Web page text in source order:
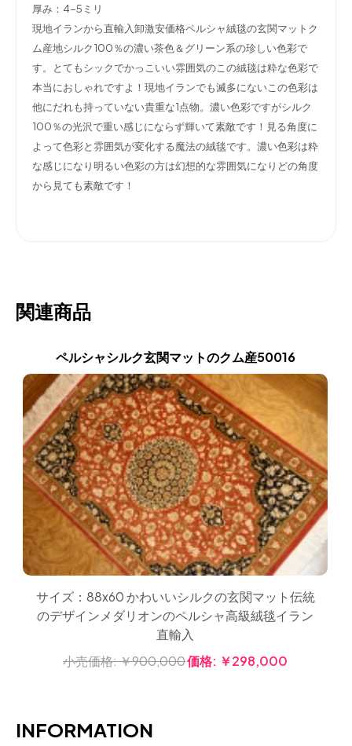
厚み：4-5ミリ
現地イランから直輸入卸激安価格ペルシャ絨毯の玄関マットク
ム産地シルク100％の濃い茶色＆グリーン系の珍しい色彩で
す。とてもシックでかっこいい雰囲気のこの絨毯は粋な色彩で
本当におしゃれですよ！現地イランでも滅多にないこの色彩は
他にだれも持っていない貴重な1点物。濃い色彩ですがシルク
100％の光沢で重い感じにならず輝いて素敵です！見る角度に
よって色彩と雰囲気が変化する魔法の絨毯です。濃い色彩は粋
な感じになり明るい色彩の方は幻想的な雰囲気になりどの角度
から見ても素敵です！
関連商品
ペルシャシルク玄関マットのクム産50016
サイズ：88x60 かわいいシルクの玄関マット伝統
のデザインメダリオンのペルシャ高級絨毯イラン
直輸入
小売価格:￥900,000価格: ￥298,000
INFORMATION